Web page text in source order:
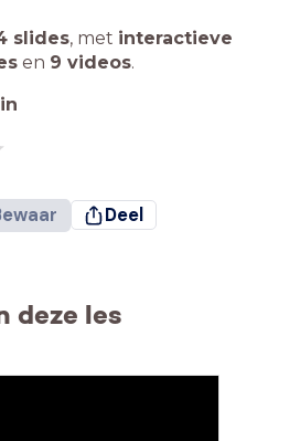
slides, met interactieve
en 9 videos.
Deel
deze les